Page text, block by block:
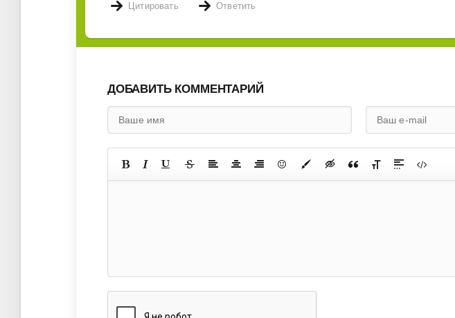
Цитировать Ответить
ДОБАВИТЬ КОММЕНТАРИЙ